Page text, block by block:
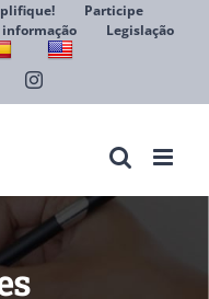
Participe
informação
Legislação
Instagram